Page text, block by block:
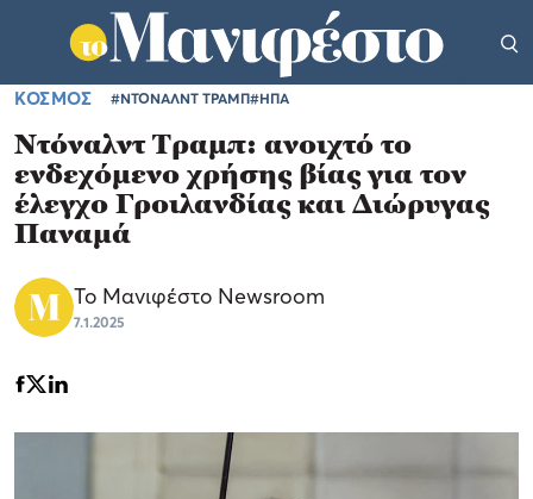
ΚΟΣΜΟΣ #ΝΤΟΝΑΛΝΤ ΤΡΑΜΠ#ΗΠΑ
Ντόναλντ Τραμπ: ανοιχτό το
ενδεχόμενο χρήσης βίας για τον
έλεγχο Γροιλανδίας και Διώρυγας
Παναμά
Το Μανιφέστο Newsroom
7.1.2025